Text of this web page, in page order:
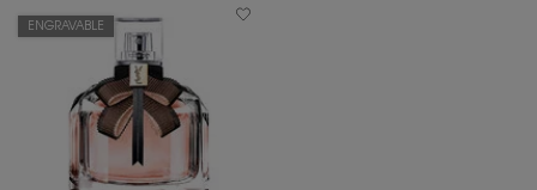
ENGRAVABLE